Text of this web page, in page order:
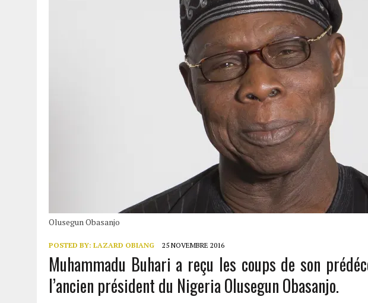
Olusegun Obasanjo
POSTED BY: LAZARD OBIANG 25 NOVEMBRE 2016
Muhammadu Buhari a reçu les coups de son
l’ancien président du Nigeria Olusegun Obasanjo.